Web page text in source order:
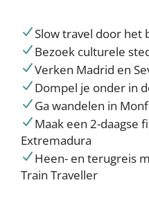
Slow travel door het
Bezoek culturele
Verken Madrid en
Dompel je onder in
Ga wandelen in
Maak een 2-daagse
Extremadura
Heen- en terugreis
Train Traveller